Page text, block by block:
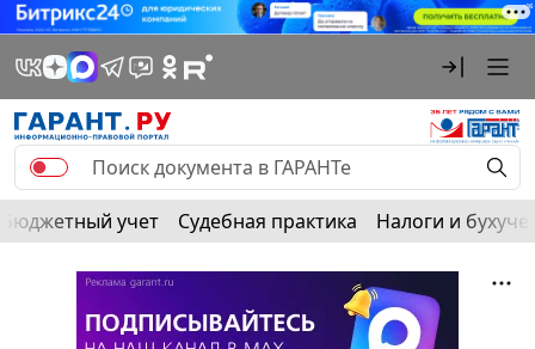
Бюджетный учет Судебная практика Налоги и